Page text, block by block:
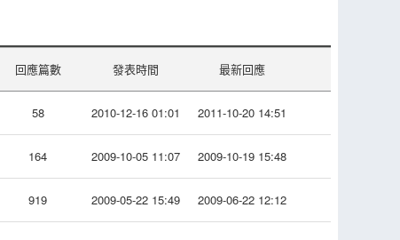
回應篇數 發表時間 最新回應
58 2010-12-16 01:01 2011-10-20 14:51
164 2009-10-05 11:07 2009-10-19 15:48
919 2009-05-22 15:49 2009-06-22 12:12